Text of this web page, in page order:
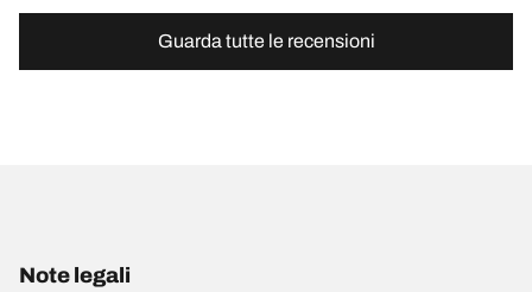
Guarda tutte le recensioni
Note legali